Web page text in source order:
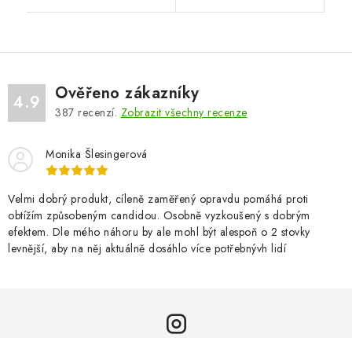
4.9 Ověřeno zákazníky
387 recenzí. Zobrazit všechny recenze
Monika Šlesingerová
Velmi dobrý produkt, cíleně zaměřený opravdu pomáhá proti
obtížím způsobeným candidou. Osobně vyzkoušený s dobrým
efektem. Dle mého náhoru by ale mohl být alespoň o 2 stovky
levnější, aby na něj aktuálně dosáhlo více potřebnývh lidí